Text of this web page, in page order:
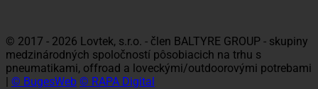
© 2017 - 2026 Lovtek, s.r.o. - člen BALTYRE GROUP - skupiny
medzinárodných spoločností pôsobiacich na trhu s
pneumatikami, offroad a loveckými/outdoorovými potrebami
| © BugesWeb © RAPA Digital